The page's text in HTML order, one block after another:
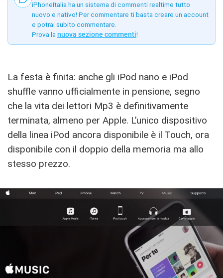
iPhoneItalia ha un sistema di commenti realtime tutto
nuovo e nativo! Per commentare ti basta creare un account
e potrai subito commentare.
Prova la nuova sezione commenti!
La festa è finita: anche gli iPod nano e iPod
shuffle vanno ufficialmente in pensione, segno
che la vita dei lettori Mp3 è definitivamente
terminata, almeno per Apple. L’unico dispositivo
della linea iPod ancora disponibile è il Touch, ora
disponibile con il doppio della memoria ma allo
stesso prezzo.